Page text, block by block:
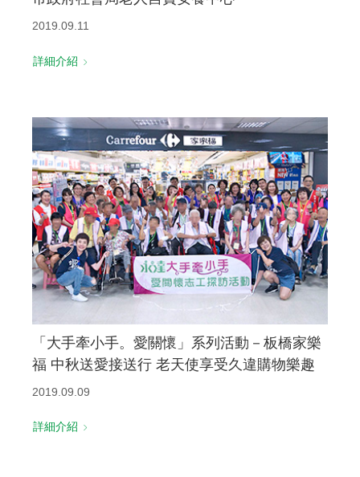
2019.09.11
詳細介紹
「大手牽小手。愛關懷」系列活動－板橋家樂
福 中秋送愛接送行 老天使享受久違購物樂趣
2019.09.09
詳細介紹